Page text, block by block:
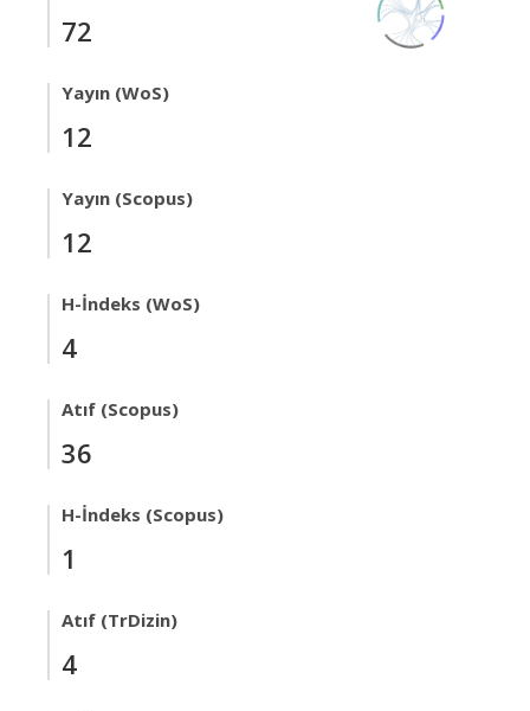
72
Yayın (WoS)
12
Yayın (Scopus)
12
H-İndeks (WoS)
4
Atıf (Scopus)
36
H-İndeks (Scopus)
1
Atıf (TrDizin)
4